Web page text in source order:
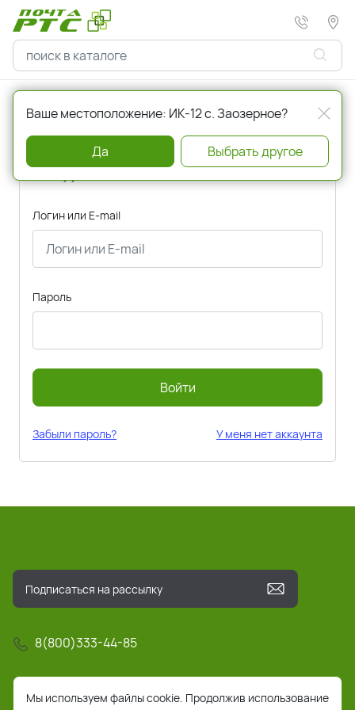
Главная Авторизация
Вход
Логин или E-mail
Пароль
Войти
Забыли пароль? У меня нет аккаунта
8(800)333-44-85
info@pochta-rts.ru
Мы используем файлы cookie. Продолжив использование
Ваше местоположение: ИК-12 с. Заозерное?
Да Выбрать другое